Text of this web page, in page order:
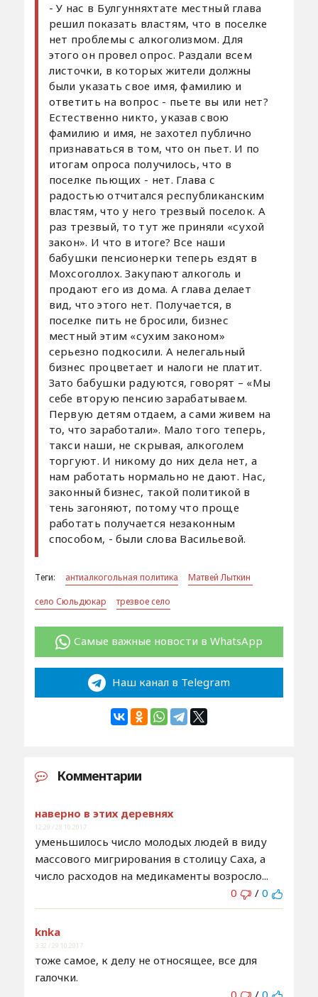
- У нас в Булгунняхтате местный глава
решил показать властям, что в поселке
нет проблемы с алкоголизмом. Для
этого он провел опрос. Раздали всем
листочки, в которых жители должны
были указать свое имя, фамилию и
ответить на вопрос - пьете вы или нет?
Естественно никто, указав свою
фамилию и имя, не захотел публично
признаваться в том, что он пьет. И по
итогам опроса получилось, что в
поселке пьющих - нет. Глава с
радостью отчитался республиканским
властям, что у него трезвый поселок. А
раз трезвый, то тут же приняли «сухой
закон». И что в итоге? Все наши
бабушки пенсионерки теперь ездят в
Мохсоголлох. Закупают алкоголь и
продают его из дома. А глава делает
вид, что этого нет. Получается, в
поселке пить не бросили, бизнес
местный этим «сухим законом»
серьезно подкосили. А нелегальный
бизнес процветает и налоги не платит.
Зато бабушки радуются, говорят – «Мы
себе вторую пенсию зарабатываем.
Первую детям отдаем, а сами живем на
то, что заработали». Мало того теперь,
такси наши, не скрывая, алкоголем
торгуют. И никому до них дела нет, а
нам работать нормально не дают. Нас,
законный бизнес, такой политикой в
тень загоняют, потому что проще
работать получается незаконным
способом, - были слова Васильевой.
Теги: антиалкогольная политика
Матвей Лыткин
село Сюльдюкар
трезвое село
Самые важные новости в WhatsApp
Наш канал в Telegram
Комментарии
наверно в этих деревнях
12:29 / 28.10.2017
уменьшилось число молодых людей в виду
массового мигрирования в столицу Саха, а
число расходов на медикаменты возросло...
0
/ 0
knka
3:32 / 29.10.2017
тоже самое, к делу не относящее, все для
галочки.